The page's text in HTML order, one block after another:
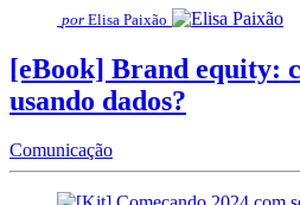
por Elisa Paixão
[eBook] Brand equity:
usando dados?
Comunicação